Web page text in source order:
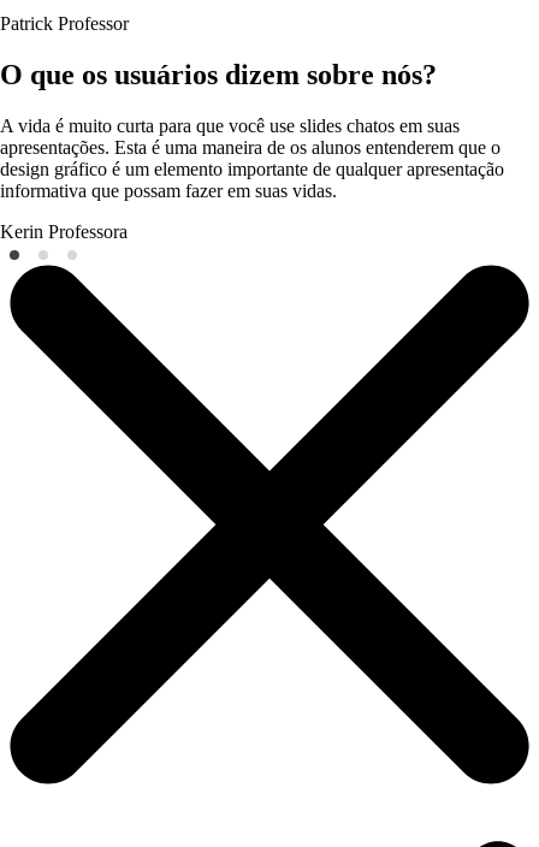
Patrick Professor
O que os usuários dizem sobre nós?
A vida é muito curta para que você use slides chatos em suas
apresentações. Esta é uma maneira de os alunos entenderem que o
design gráfico é um elemento importante de qualquer apresentação
informativa que possam fazer em suas vidas.
Kerin Professora